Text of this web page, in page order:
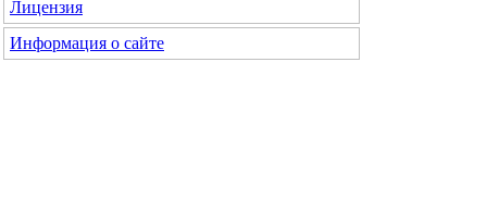
Лицензия
Информация о сайте